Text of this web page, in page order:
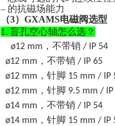
– 的抗磁场能力
（3） GXAMS电磁阀选型
1. 盲孔空心轴怎么选？
ø12 mm ，不带销 / IP 54
ø12 mm ，不带销 / IP 65
ø12 mm ，针脚 15 mm / IP
ø12 mm ，针脚 9.5 mm / IP
ø14 mm ，不带销 / IP 54
ø14 mm ，针脚 15 mm / IP